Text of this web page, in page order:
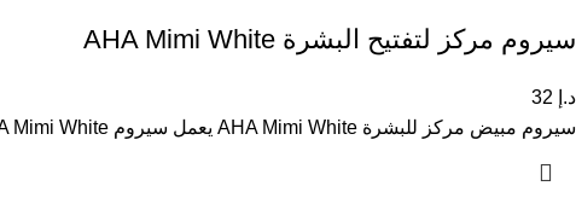
سيروم مركز لتفتيح البشرة AHA Mimi White
د.إ
سيروم مبيض مركز للبشرة AHA Mimi White يعمل سيروم AHA Mimi White المركز على تفتيح البشرة بفعالية من خلال تعزيز